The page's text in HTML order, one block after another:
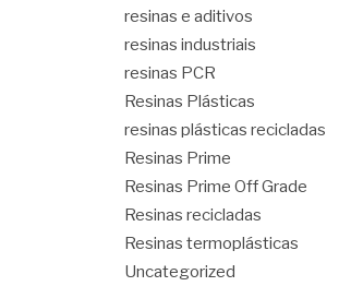
resinas e aditivos
resinas industriais
resinas PCR
Resinas Plásticas
resinas plásticas recicladas
Resinas Prime
Resinas Prime Off Grade
Resinas recicladas
Resinas termoplásticas
Uncategorized